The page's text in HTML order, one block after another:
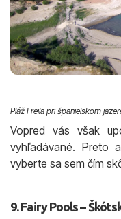
Pláž Freila pri španielskom
Vopred vás však
vyhľadávané. Preto
vyberte sa sem čím
9. Fairy Pools –